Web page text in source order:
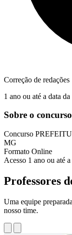
Correção de redações
1 ano ou até a data
Sobre o concurso
Concurso
MG
Formato Online
Acesso 1 ano ou até
Professores
Uma equipe
nosso time.